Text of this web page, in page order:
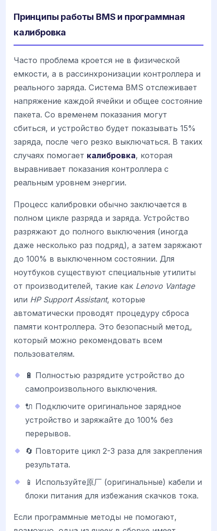
Принципы работы BMS и программная
калибровка
Часто проблема кроется не в физической
емкости, а в рассинхронизации контроллера и
реального заряда. Система BMS отслеживает
напряжение каждой ячейки и общее состояние
пакета. Со временем показания могут
сбиться, и устройство будет показывать 15%
заряда, после чего резко выключаться. В таких
случаях помогает калибровка, которая
выравнивает показания контроллера с
реальным уровнем энергии.
Процесс калибровки обычно заключается в
полном цикле разряда и заряда. Устройство
разряжают до полного выключения (иногда
даже несколько раз подряд), а затем заряжают
до 100% в выключенном состоянии. Для
ноутбуков существуют специальные утилиты
от производителей, такие как Lenovo Vantage
или HP Support Assistant, которые
автоматически проводят процедуру сброса
памяти контроллера. Это безопасный метод,
который можно рекомендовать всем
пользователям.
🔋 Полностью разрядите устройство до
самопроизвольного выключения.
🔌 Подключите оригинальное зарядное
устройство и заряжайте до 100% без
перерывов.
🔄 Повторите цикл 2-3 раза для закрепления
результата.
📱 Используйте原厂 (оригинальные) кабели и
блоки питания для избежания скачков тока.
Если программные методы не помогают,